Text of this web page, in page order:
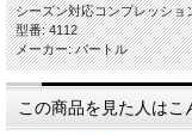
シーズン対応コンプレッショ
型番: 4112
メーカー: バートル
この商品を見た人は